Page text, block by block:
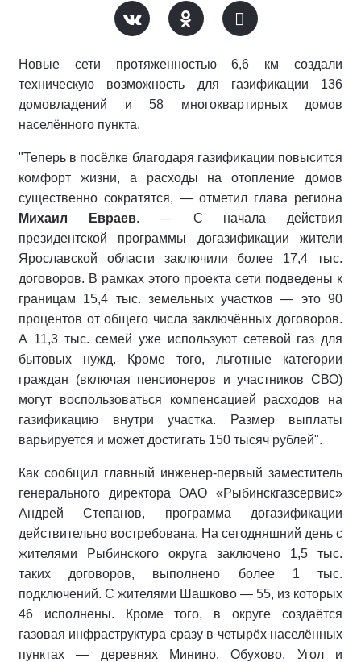
Новые сети протяженностью 6,6 км создали
техническую возможность для газификации 136
домовладений и 58 многоквартирных домов
населённого пункта.
"Теперь в посёлке благодаря газификации повысится
комфорт жизни, а расходы на отопление домов
существенно сократятся, — отметил глава региона
Михаил Евраев. — С начала действия
президентской программы догазификации жители
Ярославской области заключили более 17,4 тыс.
договоров. В рамках этого проекта сети подведены к
границам 15,4 тыс. земельных участков — это 90
процентов от общего числа заключённых договоров.
А 11,3 тыс. семей уже используют сетевой газ для
бытовых нужд. Кроме того, льготные категории
граждан (включая пенсионеров и участников СВО)
могут воспользоваться компенсацией расходов на
газификацию внутри участка. Размер выплаты
варьируется и может достигать 150 тысяч рублей".
Как сообщил главный инженер-первый заместитель
генерального директора ОАО «Рыбинскгазсервис»
Андрей Степанов, программа догазификации
действительно востребована. На сегодняшний день с
жителями Рыбинского округа заключено 1,5 тыс.
таких договоров, выполнено более 1 тыс.
подключений. С жителями Шашково — 55, из которых
46 исполнены. Кроме того, в округе создаётся
газовая инфраструктура сразу в четырёх населённых
пунктах — деревнях Минино, Обухово, Угол и